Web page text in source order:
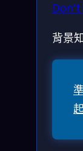
背景